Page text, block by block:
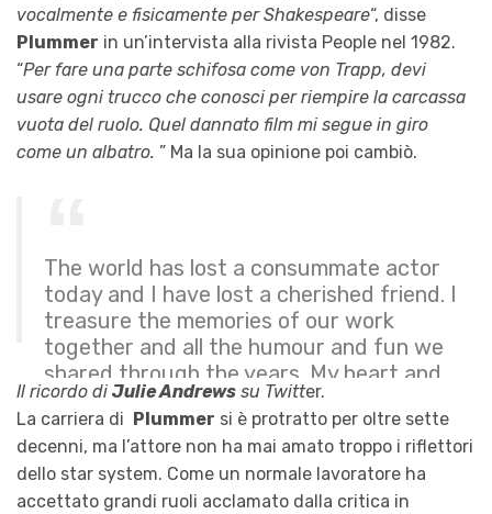
vocalmente e fisicamente per Shakespeare“, disse
Plummer in un’intervista alla rivista People nel 1982.
“Per fare una parte schifosa come von Trapp, devi
usare ogni trucco che conosci per riempire la carcassa
vuota del ruolo. Quel dannato film mi segue in giro
come un albatro. ” Ma la sua opinione poi cambiò.
The world has lost a consummate actor
today and I have lost a cherished friend. I
treasure the memories of our work
together and all the humour and fun we
shared through the years. My heart and
condolences go out to his lovely wife
Elaine, and his daughter Amanda.
-Julie Andrews
Il ricordo di Julie Andrews su Twitter.
La carriera di
Plummer si è protratto per oltre sette
decenni, ma l’attore non ha mai amato troppo i riflettori
dello star system. Come un normale lavoratore ha
accettato grandi ruoli acclamato dalla critica in